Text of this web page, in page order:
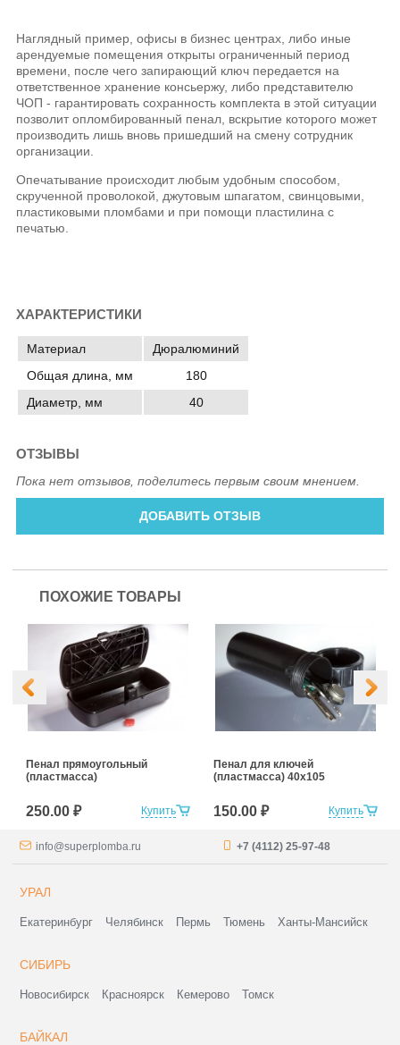
Наглядный пример, офисы в бизнес центрах, либо иные
арендуемые помещения открыты ограниченный период
времени, после чего запирающий ключ передается на
ответственное хранение консьержу, либо представителю
ЧОП - гарантировать сохранность комплекта в этой ситуации
позволит опломбированный пенал, вскрытие которого может
производить лишь вновь пришедший на смену сотрудник
организации.
Опечатывание происходит любым удобным способом,
скрученной проволокой, джутовым шпагатом, свинцовыми,
пластиковыми пломбами и при помощи пластилина с
печатью.
ХАРАКТЕРИСТИКИ
Материал
Дюралюминий
Общая длина, мм
180
Диаметр, мм
40
ОТЗЫВЫ
Пока нет отзывов, поделитесь первым своим мнением.
ДОБАВИТЬ ОТЗЫВ
ПОХОЖИЕ ТОВАРЫ
Купить
Пенал прямоугольный
(пластмасса)
250.00 ₽ Купить
Пенал для ключей
(пластмасса) 40х105
150.00 ₽
info@superplomba.ru +7 (4112) 25-97-48
УРАЛ
Екатеринбург Челябинск Пермь Тюмень Ханты-Мансийск
СИБИРЬ
Новосибирск Красноярск Кемерово Томск
БАЙКАЛ